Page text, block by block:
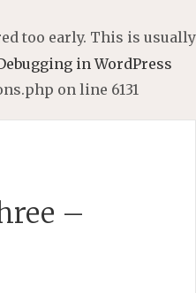
too early. This is usually
in WordPress
on line 6131
–